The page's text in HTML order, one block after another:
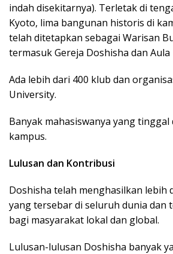
indah disekitarnya). Terletak di
Kyoto, lima bangunan historis di
telah ditetapkan sebagai Warisan
termasuk Gereja Doshisha dan
Ada lebih dari 400 klub dan
University.
Banyak mahasiswanya yang tinggal
kampus.
Lulusan dan Kontribusi
Doshisha telah menghasilkan lebih
yang tersebar di seluruh dunia dan
bagi masyarakat lokal dan global.
Lulusan-lulusan Doshisha banyak